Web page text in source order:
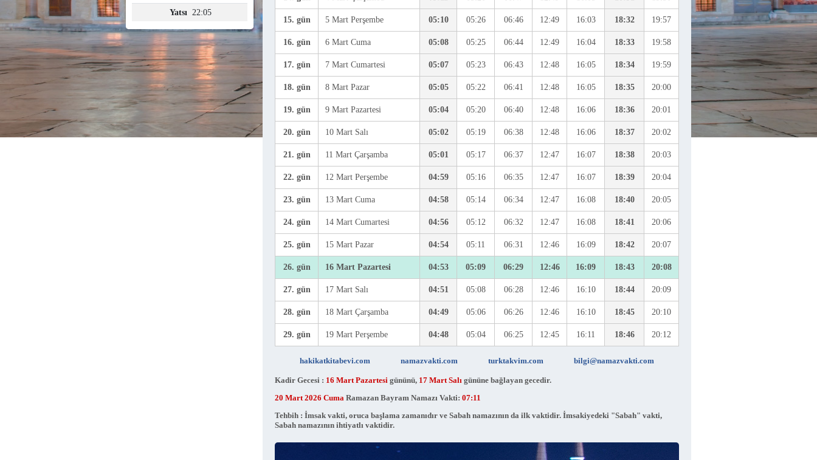
15. gün 5 Mart Perşembe 05:10 05:26 06:46 12:49 16:03 18:32 19:57
16. gün 6 Mart Cuma 05:08 05:25 06:44 12:49 16:04 18:33 19:58
17. gün 7 Mart Cumartesi 05:07 05:23 06:43 12:48 16:05 18:34 19:59
18. gün 8 Mart Pazar 05:05 05:22 06:41 12:48 16:05 18:35 20:00
19. gün 9 Mart Pazartesi 05:04 05:20 06:40 12:48 16:06 18:36 20:01
20. gün 10 Mart Salı 05:02 05:19 06:38 12:48 16:06 18:37 20:02
21. gün 11 Mart Çarşamba 05:01 05:17 06:37 12:47 16:07 18:38 20:03
22. gün 12 Mart Perşembe 04:59 05:16 06:35 12:47 16:07 18:39 20:04
23. gün 13 Mart Cuma 04:58 05:14 06:34 12:47 16:08 18:40 20:05
24. gün 14 Mart Cumartesi 04:56 05:12 06:32 12:47 16:08 18:41 20:06
25. gün 15 Mart Pazar 04:54 05:11 06:31 12:46 16:09 18:42 20:07
26. gün 16 Mart Pazartesi 04:53 05:09 06:29 12:46 16:09 18:43 20:08
27. gün 17 Mart Salı 04:51 05:08 06:28 12:46 16:10 18:44 20:09
28. gün 18 Mart Çarşamba 04:49 05:06 06:26 12:46 16:10 18:45 20:10
29. gün 19 Mart Perşembe 04:48 05:04 06:25 12:45 16:11 18:46 20:12
hakikatkitabevi.com namazvakti.com turktakvim.com bilgi@namazvakti.com
Kadir Gecesi : 16 Mart Pazartesi gününü, 17 Mart Salı gününe bağlayan gecedir.
20 Mart 2026 Cuma Ramazan Bayram Namazı Vakti: 07:11
Tehbih : İmsak vakti, oruca başlama zamanıdır ve Sabah namazının da ilk vaktidir. İmsakiyedeki "Sabah" vakti,
Sabah namazının ihtiyatlı vaktidir.